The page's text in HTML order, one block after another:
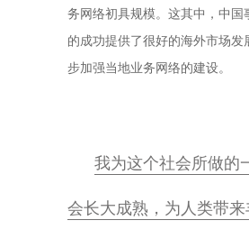
务网络初具规模。这其中，中
的成功提供了很好的海外市场
步加强当地业务网络的建设。
我为这个社会所做的
会长大成熟，为人类带来